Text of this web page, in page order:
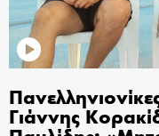
Γιάννης